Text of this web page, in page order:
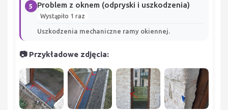
5 Problem z oknem (odpryski i uszkodzenia)
Wystąpiło 1 raz
Uszkodzenia mechaniczne ramy okiennej.
📷 Przykładowe zdjęcia: